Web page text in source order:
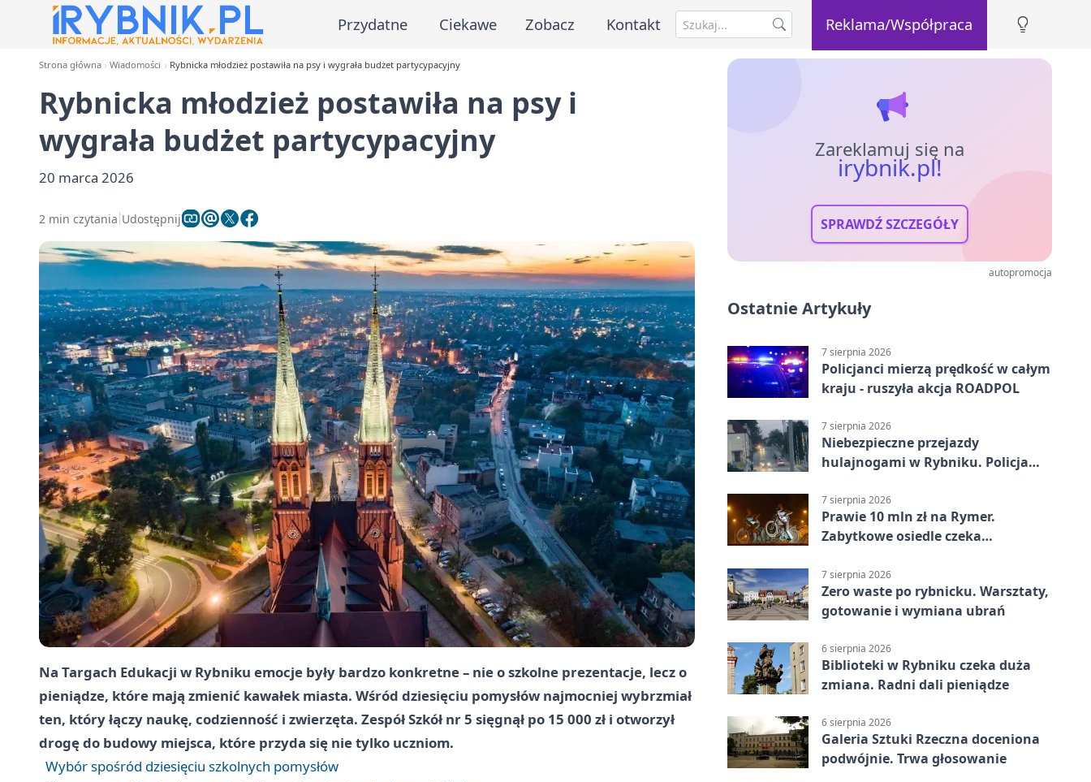
Przydatne Ciekawe Zobacz Kontakt Reklama/Współpraca
Strona główna Wiadomości Rybnicka młodzież postawiła na psy i wygrała budżet partycypacyjny
Rybnicka młodzież postawiła na psy i
wygrała budżet partycypacyjny
20 marca 2026
2 min czytania Udostępnij
Na Targach Edukacji w Rybniku emocje były bardzo konkretne – nie o szkolne prezentacje, lecz o
pieniądze, które mają zmienić kawałek miasta. Wśród dziesięciu pomysłów najmocniej wybrzmiał
ten, który łączy naukę, codzienność i zwierzęta. Zespół Szkół nr 5 sięgnął po 15 000 zł i otworzył
drogę do budowy miejsca, które przyda się nie tylko uczniom.
Wybór spośród dziesięciu szkolnych pomysłów
Zareklamuj się na
irybnik.pl!
SPRAWDŹ SZCZEGÓŁY
autopromocja
Ostatnie Artykuły
7 sierpnia 2026
Policjanci mierzą prędkość w całym
kraju - ruszyła akcja ROADPOL
7 sierpnia 2026
Niebezpieczne przejazdy
hulajnogami w Rybniku. Policja
7 sierpnia 2026
Prawie 10 mln zł na Rymer.
Zabytkowe osiedle czeka
7 sierpnia 2026
Zero waste po rybnicku. Warsztaty,
gotowanie i wymiana ubrań
6 sierpnia 2026
Biblioteki w Rybniku czeka duża
zmiana. Radni dali pieniądze
6 sierpnia 2026
Galeria Sztuki Rzeczna doceniona
podwójnie. Trwa głosowanie